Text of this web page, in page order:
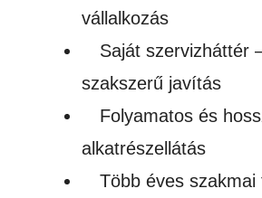
vállalkozás
Saját szervizháttér
szakszerű javítás
Folyamatos és
alkatrészellátás
Több éves szakmai